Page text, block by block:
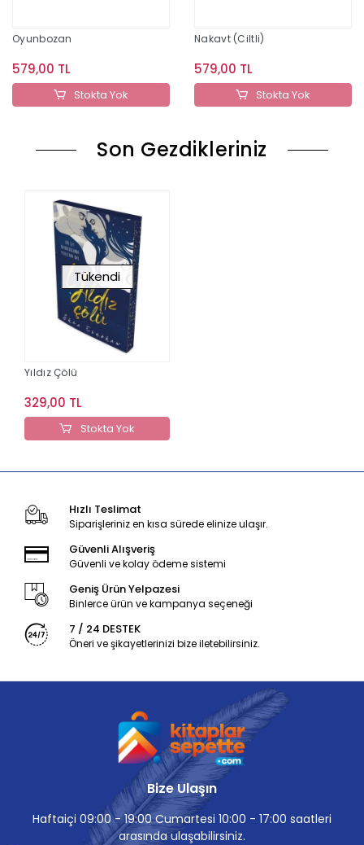
Oyunbozan
579,00 TL
Stokta Yok
Nakavt (Ciltli)
579,00 TL
Stokta Yok
Son Gezdikleriniz
Tükendi
Yıldız Çölü
329,00 TL
Stokta Yok
Hızlı Teslimat
Siparişleriniz en kısa sürede elinize ulaşır.
Güvenli Alışveriş
Güvenli ve kolay ödeme sistemi
Geniş Ürün Yelpazesi
Binlerce ürün ve kampanya seçeneği
7 / 24 DESTEK
Öneri ve şikayetlerinizi bize iletebilirsiniz.
Bize Ulaşın
Haftaiçi 09:00 - 19:00 Cumartesi 10:00 - 17:00 saatleri
arasında ulaşabilirsiniz.